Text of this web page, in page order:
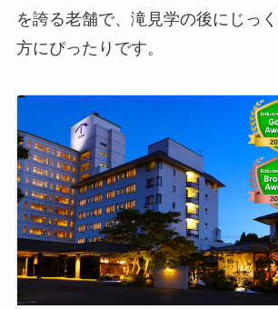
を誇る老舗で、滝見学の後にじっ
方にぴったりです。